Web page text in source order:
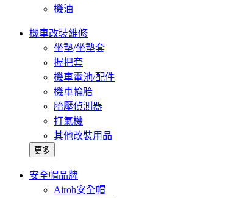
機油
機車改裝維修
坐墊/坐墊套
握把套
機車電池/配件
機車輪胎
胎壓偵測器
打氣機
其他改裝用品
更多
安全帽品牌
Airoh安全帽